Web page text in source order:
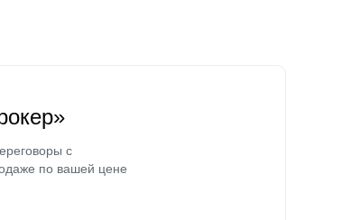
с
по вашей цене